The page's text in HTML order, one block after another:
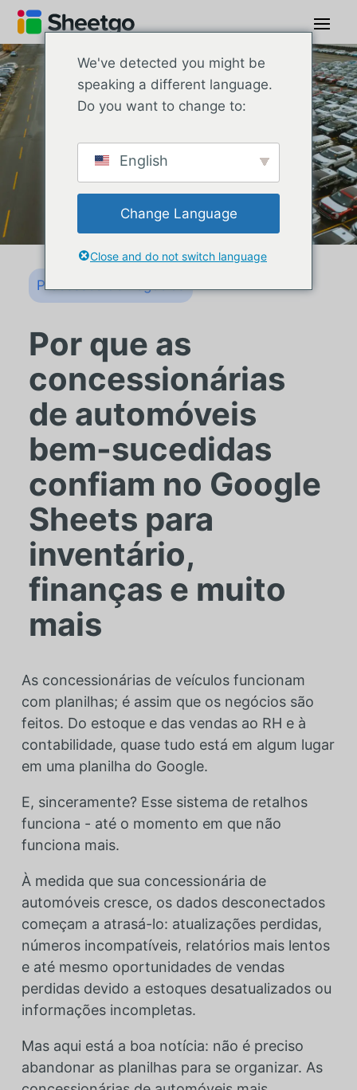
Processos de negócios
Por que as
concessionárias
de automóveis
bem-sucedidas
confiam no Google
Sheets para
inventário,
finanças e muito
mais
Karoline Fernezlian
As concessionárias de veículos funcionam
com planilhas; é assim que os negócios são
feitos. Do estoque e das vendas ao RH e à
contabilidade, quase tudo está em algum lugar
em uma planilha do Google.
E, sinceramente? Esse sistema de retalhos
funciona - até o momento em que não
funciona mais.
À medida que sua concessionária de
automóveis cresce, os dados desconectados
começam a atrasá-lo: atualizações perdidas,
números incompatíveis, relatórios mais lentos
e até mesmo oportunidades de vendas
perdidas devido a estoques desatualizados ou
informações incompletas.
Mas aqui está a boa notícia: não é preciso
abandonar as planilhas para se organizar. As
We've detected you might be
speaking a different language.
Do you want to change to:
English
Change Language
Close and do not switch language